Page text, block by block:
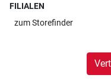
FILIALEN
zumStorefinder